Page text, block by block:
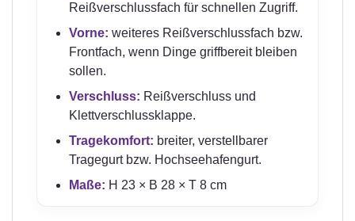
Reißverschlussfach für schnellen Zugriff.
Vorne: weiteres Reißverschlussfach bzw.
Frontfach, wenn Dinge griffbereit bleiben
sollen.
Verschluss: Reißverschluss und
Klettverschlussklappe.
Tragekomfort: breiter, verstellbarer
Tragegurt bzw. Hochseehafengurt.
Maße: H 23 × B 28 × T 8 cm